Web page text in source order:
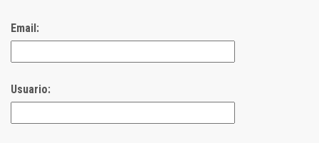
Email:
Usuario: